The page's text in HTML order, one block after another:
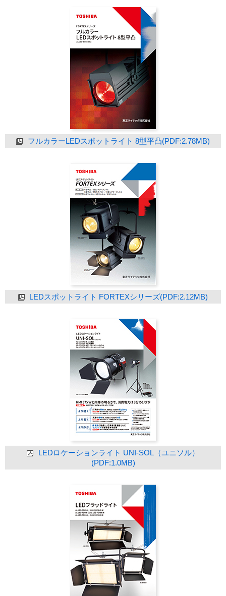
フルカラーLEDスポットライト 8型平凸(PDF:2.78MB)
LEDスポットライト FORTEXシリーズ(PDF:2.12MB)
LEDロケーションライト UNI-SOL（ユニソル）
(PDF:1.0MB)